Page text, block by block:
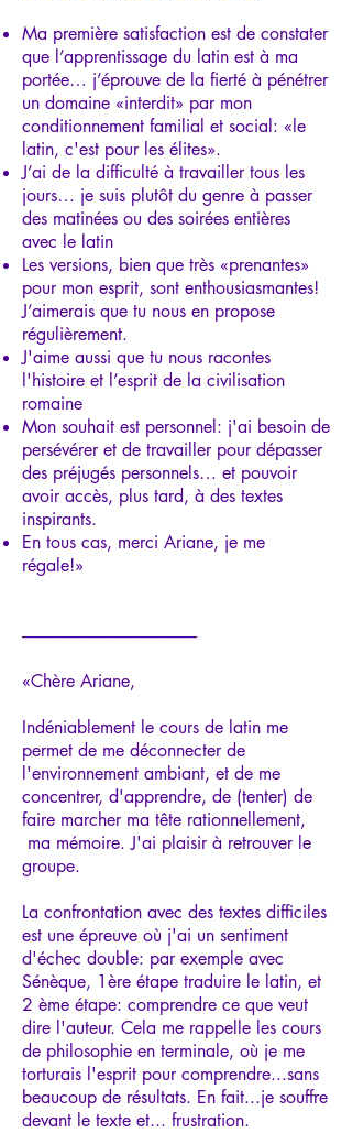
Ma première satisfaction est de constater
que l’apprentissage du latin est à ma
portée… j’éprouve de la fierté à pénétrer
un domaine «interdit» par mon
conditionnement familial et social: «le
latin, c'est pour les élites».
J’ai de la difficulté à travailler tous les
jours… je suis plutôt du genre à passer
des matinées ou des soirées entières
avec le latin
Les versions, bien que très «prenantes»
pour mon esprit, sont enthousiasmantes!
J’aimerais que tu nous en propose
régulièrement.
J'aime aussi que tu nous racontes
l'histoire et l’esprit de la civilisation
romaine
Mon souhait est personnel: j'ai besoin de
persévérer et de travailler pour dépasser
des préjugés personnels… et pouvoir
avoir accès, plus tard, à des textes
inspirants.
En tous cas, merci Ariane, je me
régale!»
-----------------------------------------------------
«Chère Ariane,
Indéniablement le cours de latin me
permet de me déconnecter de
l'environnement ambiant, et de me
concentrer, d'apprendre, de (tenter) de
faire marcher ma tête rationnellement,
ma mémoire. J'ai plaisir à retrouver le
groupe.
La confrontation avec des textes difficiles
est une épreuve où j'ai un sentiment
d'échec double: par exemple avec
Sénèque, 1ère étape traduire le latin, et
2 ème étape: comprendre ce que veut
dire l'auteur. Cela me rappelle les cours
de philosophie en terminale, où je me
torturais l'esprit pour comprendre...sans
beaucoup de résultats. En fait...je souffre
devant le texte et... frustration.